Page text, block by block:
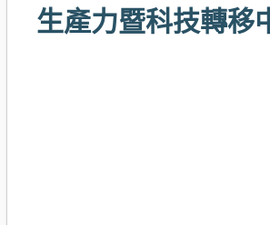
生產力暨科技轉移